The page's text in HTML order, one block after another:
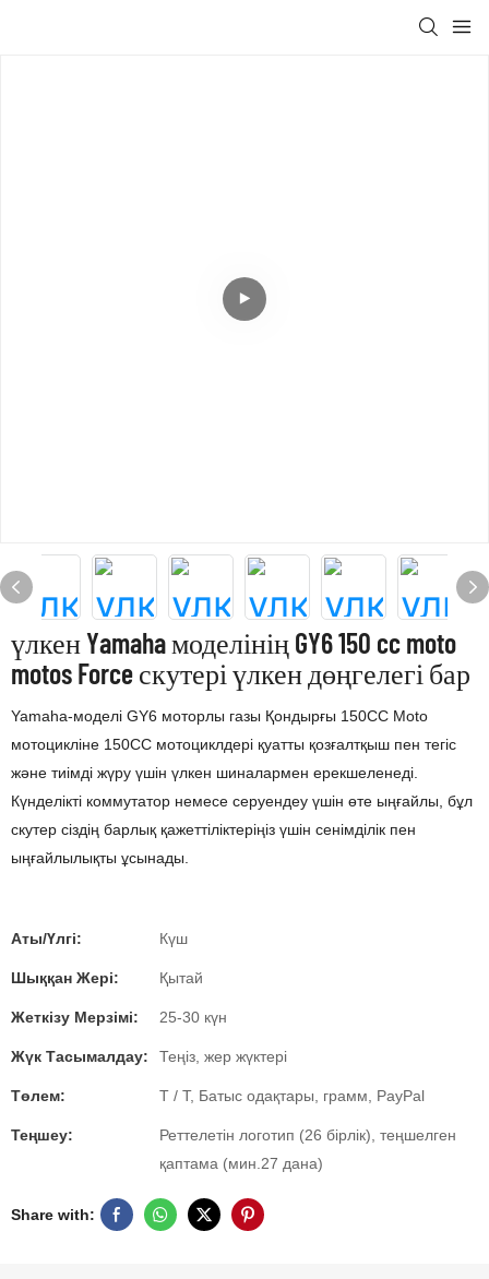
үлкен Yamaha моделінің GY6 150 cc moto
motos Force скутері үлкен дөңгелегі бар
Yamaha-моделі GY6 моторлы газы Қондырғы 150CC Moto
мотоцикліне 150CC мотоциклдері қуатты қозғалтқыш пен тегіс
және тиімді жүру үшін үлкен шиналармен ерекшеленеді.
Күнделікті коммутатор немесе серуендеу үшін өте ыңғайлы, бұл
скутер сіздің барлық қажеттіліктеріңіз үшін сенімділік пен
ыңғайлылықты ұсынады.
Аты/Үлгі: Күш
Шыққан Жері: Қытай
Жеткізу Мерзімі: 25-30 күн
Жүк Тасымалдау: Теңіз, жер жүктері
Төлем: T / T, Батыс одақтары, грамм, PayPal
Теңшеу:
Реттелетін логотип (26 бірлік), теңшелген
қаптама (мин.27 дана)
Share with: